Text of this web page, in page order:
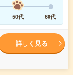
50代 60代
詳しく見る